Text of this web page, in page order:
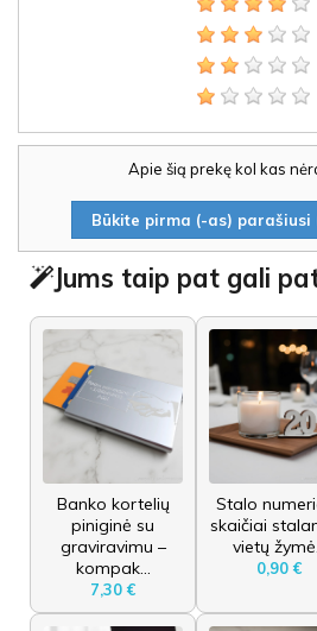
Apie šią prekę kol kas
Būkite pirma (-as) parašiusi
Jums taip pat gali
Banko kortelių
piniginė su
graviravimu –
kompak...
7,30 €
Stalo
skaičiai
vietų
0,90 €